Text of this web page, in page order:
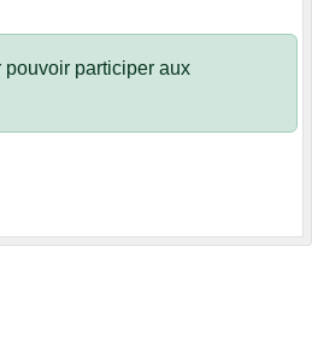
pouvoir participer aux